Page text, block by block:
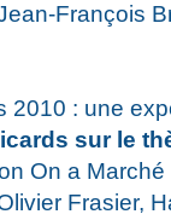
François
2010 : une
sur le
On a
Frasier,